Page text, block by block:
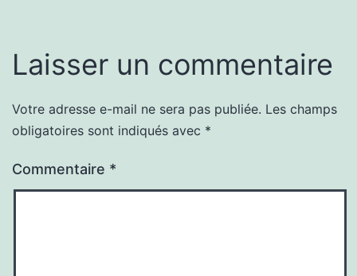
Laisser un commentaire
Votre adresse e-mail ne sera pas publiée. Les champs
obligatoires sont indiqués avec *
Commentaire *